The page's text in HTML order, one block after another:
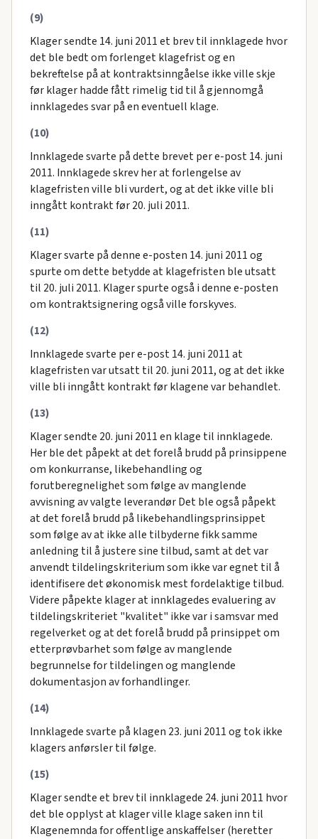
(9)
Klager sendte 14. juni 2011 et brev til innklagede hvor
det ble bedt om forlenget klagefrist og en
bekreftelse på at kontraktsinngåelse ikke ville skje
før klager hadde fått rimelig tid til å gjennomgå
innklagedes svar på en eventuell klage.
(10)
Innklagede svarte på dette brevet per e-post 14. juni
2011. Innklagede skrev her at forlengelse av
klagefristen ville bli vurdert, og at det ikke ville bli
inngått kontrakt før 20. juli 2011.
(11)
Klager svarte på denne e-posten 14. juni 2011 og
spurte om dette betydde at klagefristen ble utsatt
til 20. juli 2011. Klager spurte også i denne e-posten
om kontraktsignering også ville forskyves.
(12)
Innklagede svarte per e-post 14. juni 2011 at
klagefristen var utsatt til 20. juni 2011, og at det ikke
ville bli inngått kontrakt før klagene var behandlet.
(13)
Klager sendte 20. juni 2011 en klage til innklagede.
Her ble det påpekt at det forelå brudd på prinsippene
om konkurranse, likebehandling og
forutberegnelighet som følge av manglende
avvisning av valgte leverandør Det ble også påpekt
at det forelå brudd på likebehandlingsprinsippet
som følge av at ikke alle tilbyderne fikk samme
anledning til å justere sine tilbud, samt at det var
anvendt tildelingskriterium som ikke var egnet til å
identifisere det økonomisk mest fordelaktige tilbud.
Videre påpekte klager at innklagedes evaluering av
tildelingskriteriet "kvalitet" ikke var i samsvar med
regelverket og at det forelå brudd på prinsippet om
etterprøvbarhet som følge av manglende
begrunnelse for tildelingen og manglende
dokumentasjon av forhandlinger.
(14)
Innklagede svarte på klagen 23. juni 2011 og tok ikke
klagers anførsler til følge.
(15)
Klager sendte et brev til innklagede 24. juni 2011 hvor
det ble opplyst at klager ville klage saken inn til
Klagenemnda for offentlige anskaffelser (heretter